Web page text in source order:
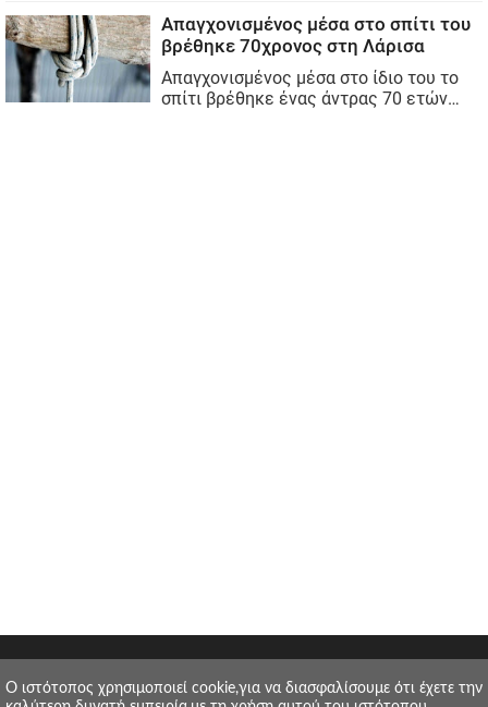
O ιστότοπος χρησιμοποιεί cookie,για να διασφαλίσουμε ότι έχετε την